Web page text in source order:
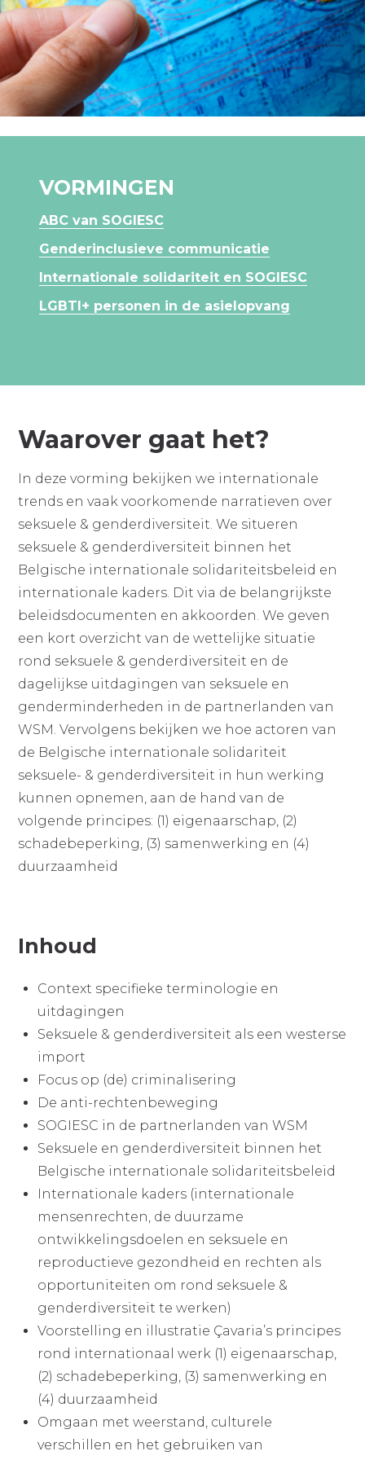
VORMINGEN
ABC van SOGIESC
Genderinclusieve communicatie
Internationale solidariteit en SOGIESC
LGBTI+ personen in de asielopvang
Waarover gaat het?
In deze vorming bekijken we internationale
trends en vaak voorkomende narratieven over
seksuele & genderdiversiteit. We situeren
seksuele & genderdiversiteit binnen het
Belgische internationale solidariteitsbeleid en
internationale kaders. Dit via de belangrijkste
beleidsdocumenten en akkoorden. We geven
een kort overzicht van de wettelijke situatie
rond seksuele & genderdiversiteit en de
dagelijkse uitdagingen van seksuele en
genderminderheden in de partnerlanden van
WSM. Vervolgens bekijken we hoe actoren van
de Belgische internationale solidariteit
seksuele- & genderdiversiteit in hun werking
kunnen opnemen, aan de hand van de
volgende principes: (1) eigenaarschap, (2)
schadebeperking, (3) samenwerking en (4)
duurzaamheid
Inhoud
Context specifieke terminologie en
uitdagingen
Seksuele & genderdiversiteit als een westerse
import
Focus op (de) criminalisering
De anti-rechtenbeweging
SOGIESC in de partnerlanden van WSM
Seksuele en genderdiversiteit binnen het
Belgische internationale solidariteitsbeleid
Internationale kaders (internationale
mensenrechten, de duurzame
ontwikkelingsdoelen en seksuele en
reproductieve gezondheid en rechten als
opportuniteiten om rond seksuele &
genderdiversiteit te werken)
Voorstelling en illustratie Çavaria’s principes
rond internationaal werk (1) eigenaarschap,
(2) schadebeperking, (3) samenwerking en
(4) duurzaamheid
Omgaan met weerstand, culturele
verschillen en het gebruiken van